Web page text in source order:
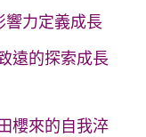
力定義成長
遠的探索成長
櫻來的自我淬